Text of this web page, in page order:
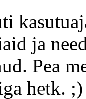
ja
Pea
hetk. ;)